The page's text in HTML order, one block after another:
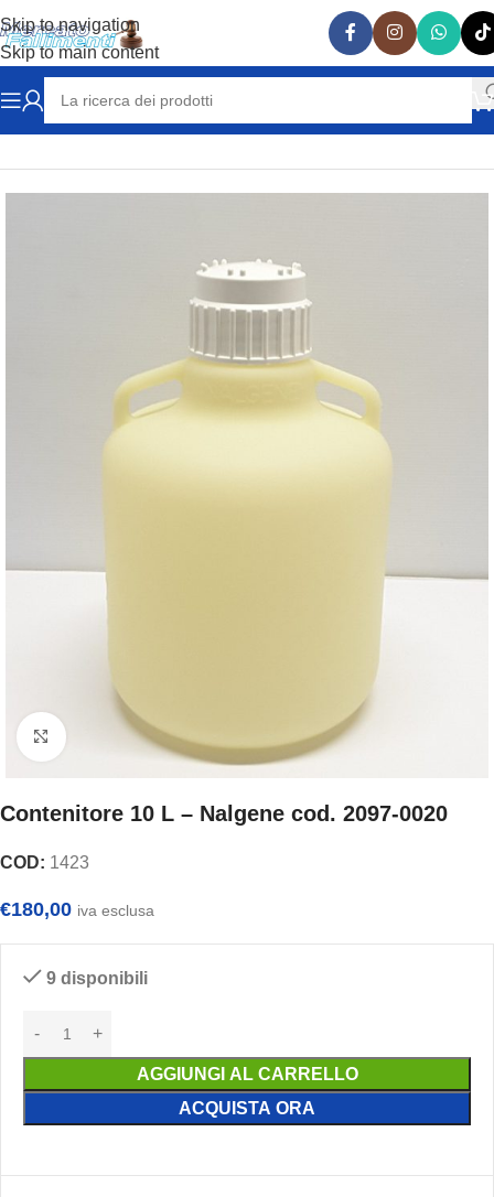
Skip to navigation
Skip to main content
Home VARIE VETRERIA LABORATORIO
Clicca per ingrandire
Contenitore 10 L – Nalgene cod. 2097-0020
COD: 1423
€180,00 iva esclusa
9 disponibili
AGGIUNGI AL CARRELLO
ACQUISTA ORA